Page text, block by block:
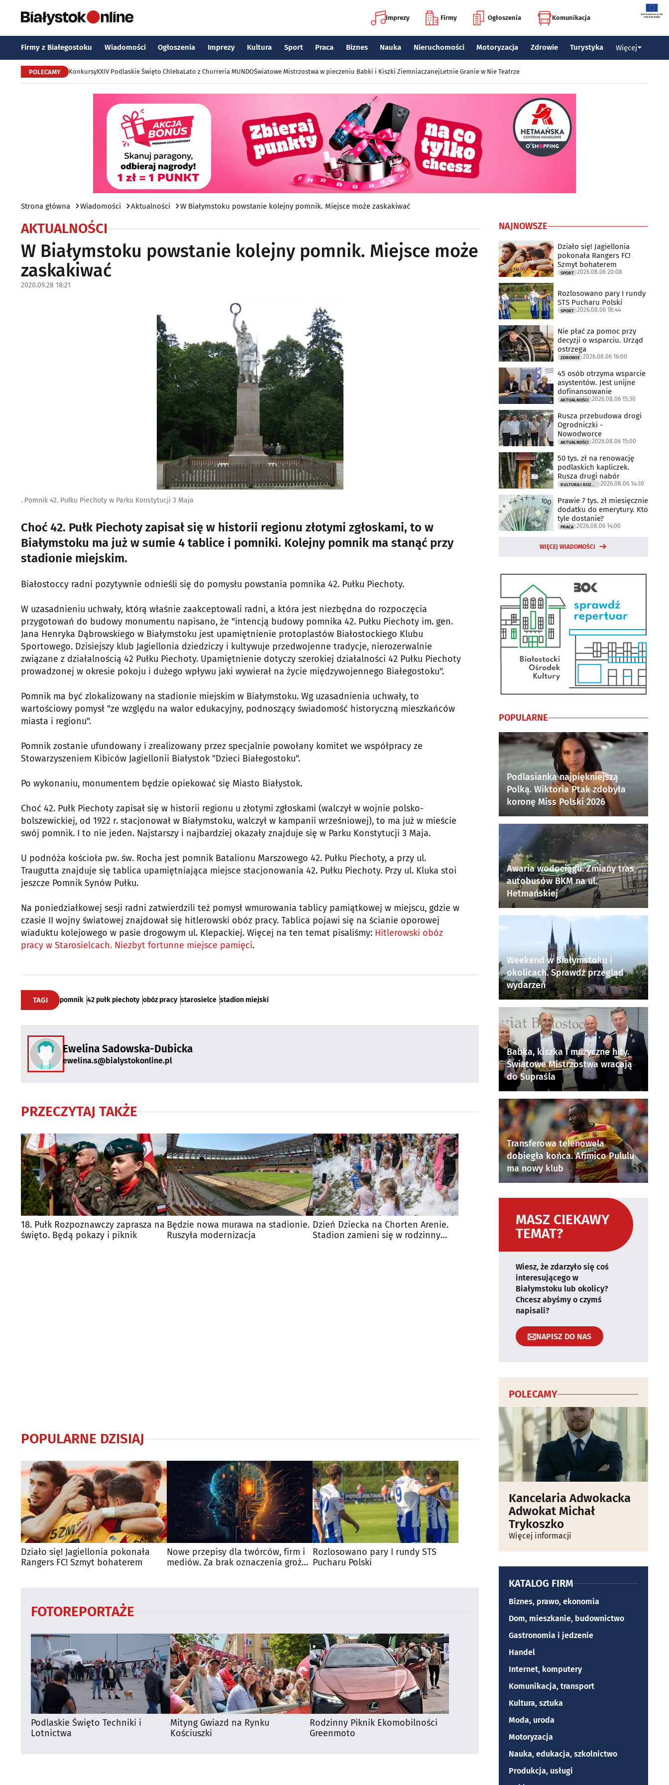
Imprezy Firmy Ogłoszenia Komunikacja
Firmy z Białegostoku Wiadomości Ogłoszenia Imprezy Kultura Sport Praca Biznes Nauka Nieruchomości Motoryzacja Zdrowie Turystyka Więcej
POLECAMY KonkursyXXIV Podlaskie Święto ChlebaLato z Churreria MUNDOŚwiatowe Mistrzostwa w pieczeniu Babki i Kiszki ZiemniaczanejLetnie Granie w Nie Teatrze
Strona główna Wiadomości Aktualności W Białymstoku powstanie kolejny pomnik. Miejsce może zaskakiwać
AKTUALNOŚCI
W Białymstoku powstanie kolejny pomnik. Miejsce może
zaskakiwać
2020.09.28 18:21
. Pomnik 42. Pułku Piechoty w Parku Konstytucji 3 Maja
Choć 42. Pułk Piechoty zapisał się w historii regionu złotymi zgłoskami, to w
Białymstoku ma już w sumie 4 tablice i pomniki. Kolejny pomnik ma stanąć przy
stadionie miejskim.
Białostoccy radni pozytywnie odnieśli się do pomysłu powstania pomnika 42. Pułku Piechoty.
W uzasadnieniu uchwały, którą właśnie zaakceptowali radni, a która jest niezbędna do rozpoczęcia
przygotowań do budowy monumentu napisano, że "intencją budowy pomnika 42. Pułku Piechoty im. gen.
Jana Henryka Dąbrowskiego w Białymstoku jest upamiętnienie protoplastów Białostockiego Klubu
Sportowego. Dzisiejszy klub Jagiellonia dziedziczy i kultywuje przedwojenne tradycje, nierozerwalnie
związane z działalnością 42 Pułku Piechoty. Upamiętnienie dotyczy szerokiej działalności 42 Pułku Piechoty
prowadzonej w okresie pokoju i dużego wpływu jaki wywierał na życie międzywojennego Białegostoku".
Pomnik ma być zlokalizowany na stadionie miejskim w Białymstoku. Wg uzasadnienia uchwały, to
wartościowy pomysł "ze względu na walor edukacyjny, podnoszący świadomość historyczną mieszkańców
miasta i regionu".
Pomnik zostanie ufundowany i zrealizowany przez specjalnie powołany komitet we współpracy ze
Stowarzyszeniem Kibiców Jagiellonii Białystok "Dzieci Białegostoku".
Po wykonaniu, monumentem będzie opiekować się Miasto Białystok.
Choć 42. Pułk Piechoty zapisał się w historii regionu u złotymi zgłoskami (walczył w wojnie polsko-
bolszewickiej, od 1922 r. stacjonował w Białymstoku, walczył w kampanii wrześniowej), to ma już w mieście
swój pomnik. I to nie jeden. Najstarszy i najbardziej okazały znajduje się w Parku Konstytucji 3 Maja.
U podnóża kościoła pw. św. Rocha jest pomnik Batalionu Marszowego 42. Pułku Piechoty, a przy ul.
Traugutta znajduje się tablica upamiętniająca miejsce stacjonowania 42. Pułku Piechoty. Przy ul. Kluka stoi
jeszcze Pomnik Synów Pułku.
Na poniedziałkowej sesji radni zatwierdzili też pomysł wmurowania tablicy pamiątkowej w miejscu, gdzie w
czasie II wojny światowej znajdował się hitlerowski obóz pracy. Tablica pojawi się na ścianie oporowej
wiaduktu kolejowego w pasie drogowym ul. Klepackiej. Więcej na ten temat pisaliśmy: Hitlerowski obóz
pracy w Starosielcach. Niezbyt fortunne miejsce pamięci.
TAGI pomnik 42 pułk piechoty obóz pracy starosielce stadion miejski
Ewelina Sadowska-Dubicka
ewelina.s@bialystokonline.pl
PRZECZYTAJ TAKŻE
18. Pułk Rozpoznawczy zaprasza na
święto. Będą pokazy i piknik
Będzie nowa murawa na stadionie.
Ruszyła modernizacja
Dzień Dziecka na Chorten Arenie.
Stadion zamieni się w rodzinny
POPULARNE DZISIAJ
Działo się! Jagiellonia pokonała
Rangers FC! Szmyt bohaterem
Nowe przepisy dla twórców, firm i
mediów. Za brak oznaczenia grożą
Rozlosowano pary I rundy STS
Pucharu Polski
FOTOREPORTAŻE
Podlaskie Święto Techniki i
Lotnictwa
Mityng Gwiazd na Rynku
Kościuszki
Rodzinny Piknik Ekomobilności
Greenmoto
NAJNOWSZE
Działo się! Jagiellonia
pokonała Rangers FC!
Szmyt bohaterem
SPORT 2026.08.06 20:08
Rozlosowano pary I rundy
STS Pucharu Polski
SPORT 2026.08.06 18:44
Nie płać za pomoc przy
decyzji o wsparciu. Urząd
ostrzega
ZDROWIE 2026.08.06 16:00
45 osób otrzyma wsparcie
asystentów. Jest unijne
dofinansowanie
AKTUALNOŚCI 2026.08.06 15:30
Rusza przebudowa drogi
Ogrodniczki -
Nowodworce
AKTUALNOŚCI 2026.08.06 15:00
50 tys. zł na renowację
podlaskich kapliczek.
Rusza drugi nabór
2026.08.06 14:30
Prawie 7 tys. zł miesięcznie
dodatku do emerytury. Kto
tyle dostanie?
PRACA 2026.08.06 14:00
WIĘCEJ WIADOMOŚCI
POPULARNE
Podlasianka najpiękniejszą
Polką. Wiktoria Ptak zdobyła
koronę Miss Polski 2026
Awaria wodociągu. Zmiany tras
autobusów BKM na ul.
Hetmańskiej
Weekend w Białymstoku i
okolicach. Sprawdź przegląd
wydarzeń
Babka, kiszka i muzyczne hity.
Światowe Mistrzostwa wracają
do Supraśla
Transferowa telenowela
dobiegła końca. Afimico Pululu
ma nowy klub
MASZ CIEKAWY
TEMAT?
Wiesz, że zdarzyło się coś
interesującego w
Białymstoku lub okolicy?
Chcesz abyśmy o czymś
napisali?
NAPISZ DO NAS
POLECAMY
Kancelaria Adwokacka
Adwokat Michał
Trykoszko
Więcej informacji
KATALOG FIRM
Biznes, prawo, ekonomia
Dom, mieszkanie, budownictwo
Gastronomia i jedzenie
Handel
Internet, komputery
Komunikacja, transport
Kultura, sztuka
Moda, uroda
Motoryzacja
Nauka, edukacja, szkolnictwo
Produkcja, usługi